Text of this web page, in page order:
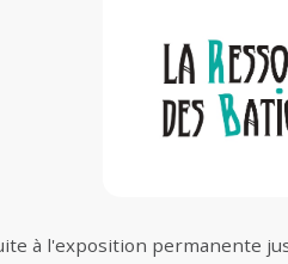
à l'exposition permanente